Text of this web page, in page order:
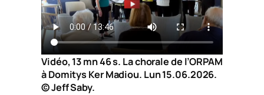
Vidéo, 13 mn 46 s. La chorale de l’ORPAM
à Domitys Ker Madiou. Lun 15.06.2026.
© Jeff Saby.